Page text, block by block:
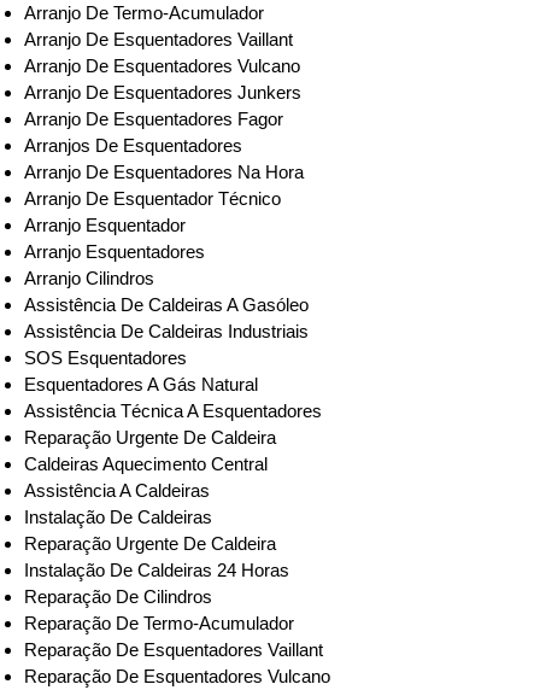
Arranjo De Termo-Acumulador
Arranjo De Esquentadores Vaillant
Arranjo De Esquentadores Vulcano
Arranjo De Esquentadores Junkers
Arranjo De Esquentadores Fagor
Arranjos De Esquentadores
Arranjo De Esquentadores Na Hora
Arranjo De Esquentador Técnico
Arranjo Esquentador
Arranjo Esquentadores
Arranjo Cilindros
Assistência De Caldeiras A Gasóleo
Assistência De Caldeiras Industriais
SOS Esquentadores
Esquentadores A Gás Natural
Assistência Técnica A Esquentadores
Reparação Urgente De Caldeira
Caldeiras Aquecimento Central
Assistência A Caldeiras
Instalação De Caldeiras
Reparação Urgente De Caldeira
Instalação De Caldeiras 24 Horas
Reparação De Cilindros
Reparação De Termo-Acumulador
Reparação De Esquentadores Vaillant
Reparação De Esquentadores Vulcano